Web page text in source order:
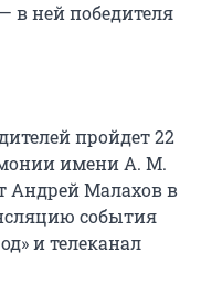
в ней победителя
пройдет 22
имени А. М.
Андрей Малахов в
события
и телеканал